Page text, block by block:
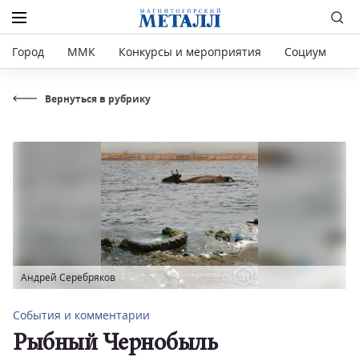
Город ММК Конкурсы и мероприятия Социум
Вернуться в рубрику
События и комментарии
Рыбный Чернобыль
Андрей Серебряков